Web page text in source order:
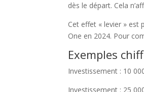
dès le départ. Cela
Cet effet « levier » est
One en 2024. Pour
Exemples
Investissement : 10
Investissement : 25